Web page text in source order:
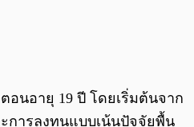
อนอายุ 19 ปี โดยเริ่มต้นจาก
การลงทุนแบบเน้นปัจจัยพื้น